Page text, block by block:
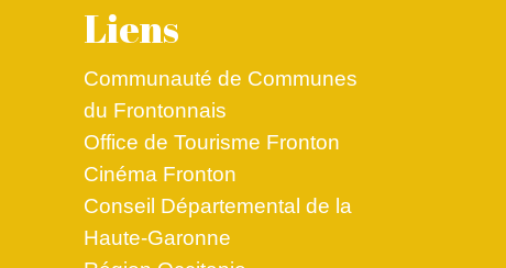
Liens
Communauté de Communes
du Frontonnais
Office de Tourisme Fronton
Cinéma Fronton
Conseil Départemental de la
Haute-Garonne